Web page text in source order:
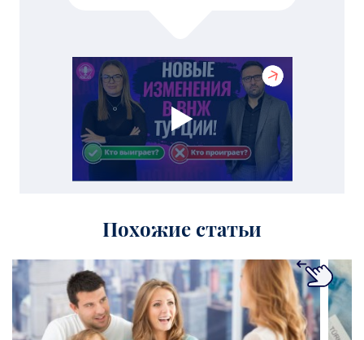
Похожие статьи